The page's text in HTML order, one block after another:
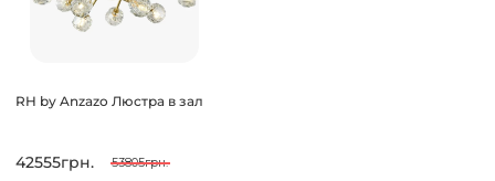
RH by Anzazo Люстра в зал
42555грн. 53805грн.